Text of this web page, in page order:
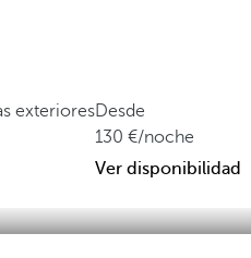
exterioresDesde
130
/noche
Ver disponibilidad